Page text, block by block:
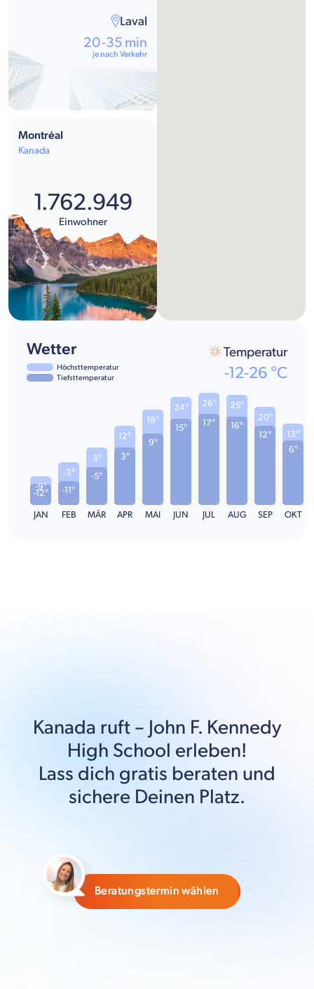
Laval
20-35 min
je nach Verkehr
Montréal
Kanada
1.762.949
Einwohner
Wetter
Höchsttemperatur
Tiefsttemperatur
Temperatur
-12-26 °C
-12°
-9°
JAN
-11°
-3°
FEB
-5°
3°
MÄR
3°
12°
APR
9°
19°
MAI
15°
24°
JUN
17°
26°
JUL
16°
25°
AUG
12°
20°
SEP
6°
13°
OKT
Kanada ruft – John F. Kennedy
High School erleben!
Lass dich gratis beraten und
sichere Deinen Platz.
Beratungstermin wählen